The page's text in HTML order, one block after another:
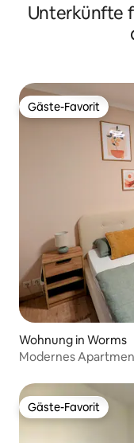
Unterkünfte
Gäste-Favorit
Gäste-Favorit
Wohnung in Worms
Modernes
Gäste-Favorit
Gäste-Favorit